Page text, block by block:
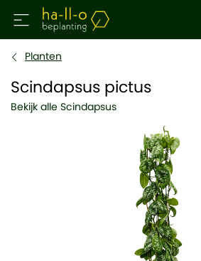
Planten
Scindapsus pictus
Bekijk alle Scindapsus